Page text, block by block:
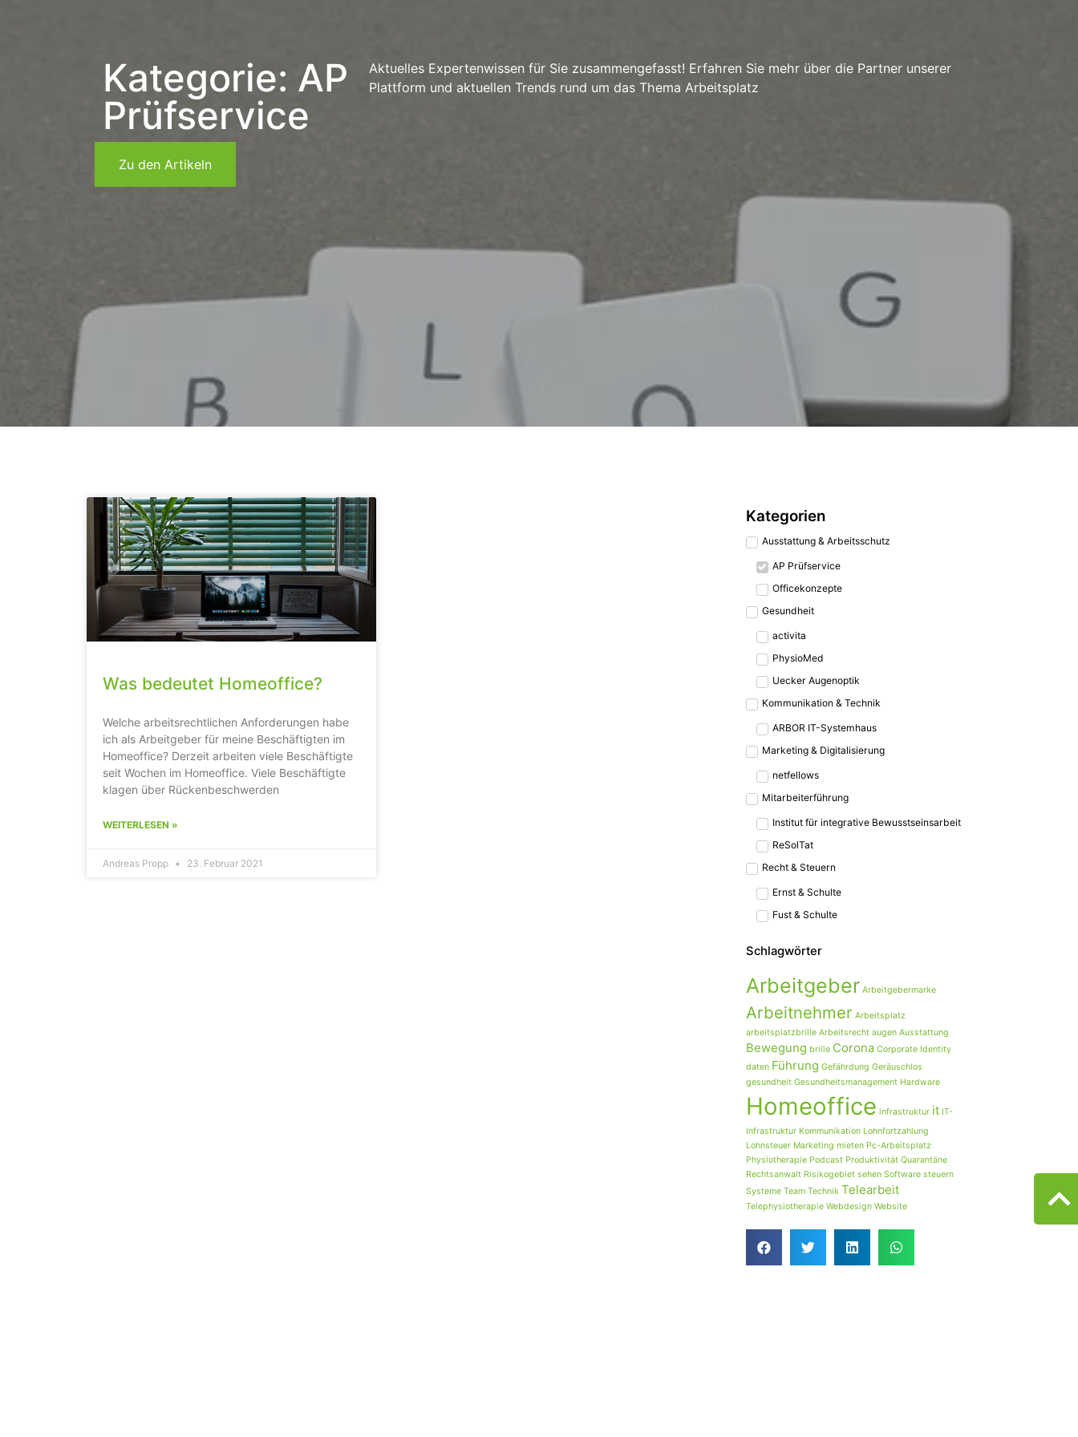
Kategorie: AP
Prüfservice
Aktuelles Expertenwissen für Sie zusammengefasst! Erfahren Sie mehr über die Partner unserer
Plattform und aktuellen Trends rund um das Thema Arbeitsplatz
Zu den Artikeln
Was bedeutet Homeoffice?
Welche arbeitsrechtlichen Anforderungen habe
ich als Arbeitgeber für meine Beschäftigten im
Homeoffice? Derzeit arbeiten viele Beschäftigte
seit Wochen im Homeoffice. Viele Beschäftigte
klagen über Rückenbeschwerden
WEITERLESEN »
Andreas Propp 23. Februar 2021
Kategorien
Ausstattung & Arbeitsschutz
AP Prüfservice
Officekonzepte
Gesundheit
activita
PhysioMed
Uecker Augenoptik
Kommunikation & Technik
ARBOR IT-Systemhaus
Marketing & Digitalisierung
netfellows
Mitarbeiterführung
Institut für integrative Bewusstseinsarbeit
ReSolTat
Recht & Steuern
Ernst & Schulte
Fust & Schulte
Schlagwörter
Arbeitgeber Arbeitgebermarke
Arbeitnehmer Arbeitsplatz
arbeitsplatzbrille Arbeitsrecht augen Ausstattung
Bewegung brille Corona Corporate Identity
daten Führung Gefährdung Geräuschlos
gesundheit Gesundheitsmanagement Hardware
Homeoffice infrastruktur it IT-
Infrastruktur Kommunikation Lohnfortzahlung
Lohnsteuer Marketing mieten Pc-Arbeitsplatz
Physiotherapie Podcast Produktivität Quarantäne
Rechtsanwalt Risikogebiet sehen Software steuern
Systeme Team Technik Telearbeit
Telephysiotherapie Webdesign Website